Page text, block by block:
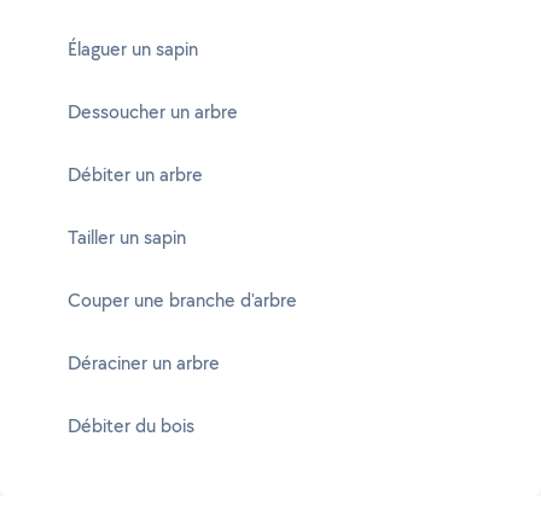
Élaguer un sapin
Dessoucher un arbre
Débiter un arbre
Tailler un sapin
Couper une branche d'arbre
Déraciner un arbre
Débiter du bois